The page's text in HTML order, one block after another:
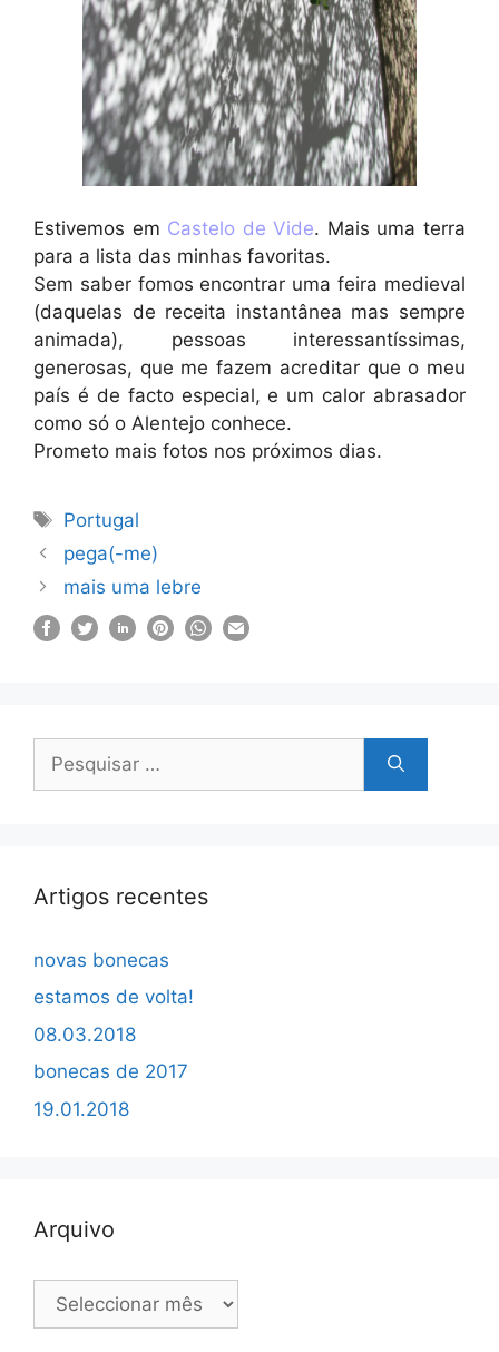
Estivemos em Castelo de Vide. Mais uma terra
para a lista das minhas favoritas.
Sem saber fomos encontrar uma feira medieval
(daquelas de receita instantânea mas sempre
animada), pessoas interessantíssimas,
generosas, que me fazem acreditar que o meu
país é de facto especial, e um calor abrasador
como só o Alentejo conhece.
Prometo mais fotos nos próximos dias.
Etiquetas
Portugal
pega(-me)
mais uma lebre
por:
Artigos recentes
novas bonecas
estamos de volta!
08.03.2018
bonecas de 2017
19.01.2018
Arquivo
Arquivo